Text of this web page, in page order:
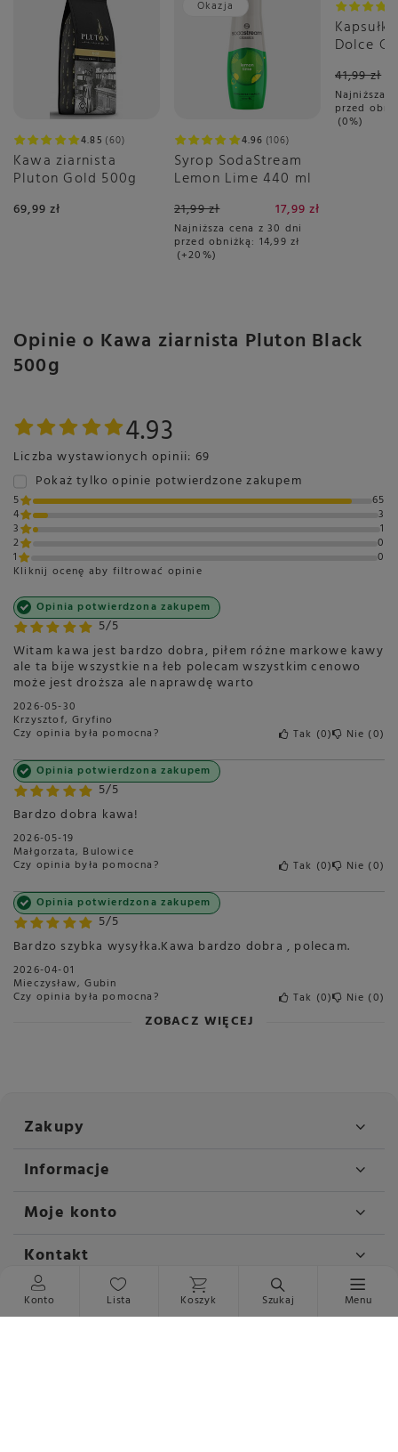
4.85 60
Kawa ziarnista
Pluton Gold 500g
69,99 zł
Okazja
4.96 106
Syrop SodaStream
Lemon Lime 440 ml
21,99 zł 17,99 zł
Najniższa cena z 30 dni
przed obniżką: 14,99 zł
+20%
Okazja
Dolce
41,99 zł
Najniższa
przed
0%
Opinie o Kawa ziarnista Pluton Black
500g
4.93
Liczba wystawionych opinii: 69
Pokaż tylko opinie potwierdzone zakupem
5
65
4
3
3
1
2
0
1
0
Kliknij ocenę aby filtrować opinie
5/5
Opinia potwierdzona zakupem
Witam kawa jest bardzo dobra, piłem różne markowe kawy
ale ta bije wszystkie na łeb polecam wszystkim cenowo
może jest droższa ale naprawdę warto
2026-05-30
Krzysztof, Gryfino
Czy opinia była pomocna? Tak 0 Nie 0
5/5
Opinia potwierdzona zakupem
Bardzo dobra kawa!
2026-05-19
Małgorzata, Bulowice
Czy opinia była pomocna? Tak 0 Nie 0
5/5
Opinia potwierdzona zakupem
Bardzo szybka wysyłka.Kawa bardzo dobra , polecam.
2026-04-01
Mieczysław, Gubin
Czy opinia była pomocna? Tak 0 Nie 0
ZOBACZ WIĘCEJ
Zakupy
Informacje
Moje konto
Kontakt
Konto Lista Koszyk Szukaj Menu